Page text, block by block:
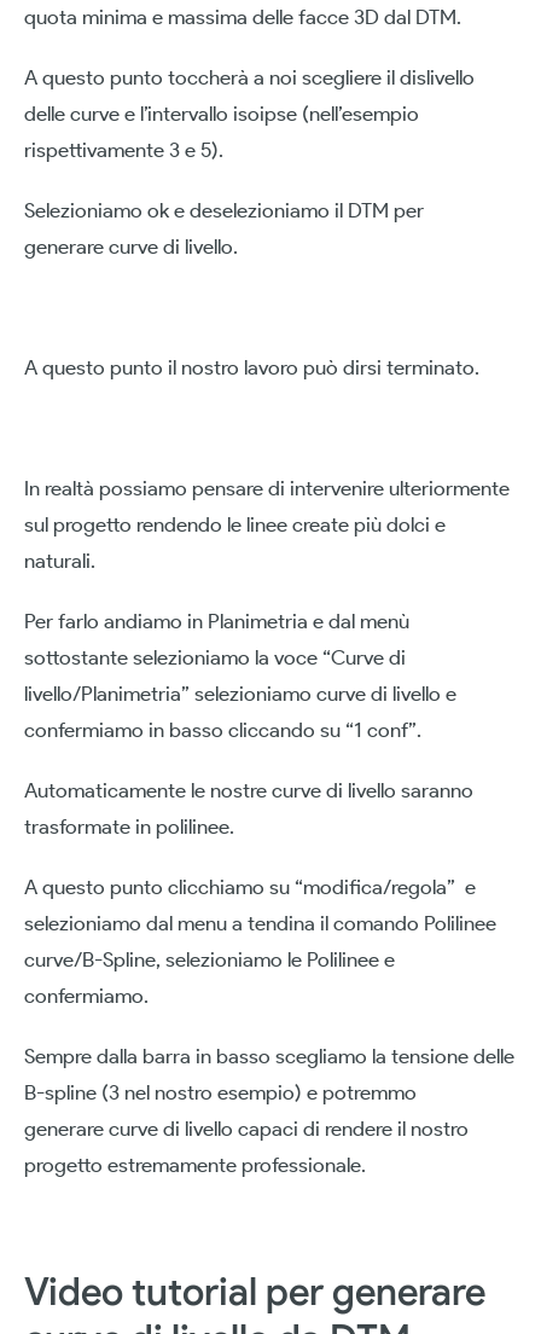
quota minima e massima delle facce 3D dal DTM.
A questo punto toccherà a noi scegliere il dislivello
delle curve e l’intervallo isoipse (nell’esempio
rispettivamente 3 e 5).
Selezioniamo ok e deselezioniamo il DTM per
generare curve di livello.
A questo punto il nostro lavoro può dirsi terminato.
In realtà possiamo pensare di intervenire ulteriormente
sul progetto rendendo le linee create più dolci e
naturali.
Per farlo andiamo in Planimetria e dal menù
sottostante selezioniamo la voce “Curve di
livello/Planimetria” selezioniamo curve di livello e
confermiamo in basso cliccando su “1 conf”.
Automaticamente le nostre curve di livello saranno
trasformate in polilinee.
A questo punto clicchiamo su “modifica/regola” e
selezioniamo dal menu a tendina il comando Polilinee
curve/B-Spline, selezioniamo le Polilinee e
confermiamo.
Sempre dalla barra in basso scegliamo la tensione delle
B-spline (3 nel nostro esempio) e potremmo
generare curve di livello capaci di rendere il nostro
progetto estremamente professionale.
Video tutorial per generare